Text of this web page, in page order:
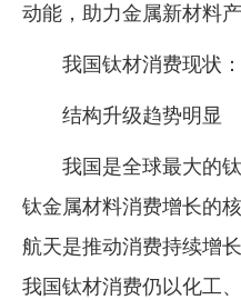
动能，助力金属新材料
我国钛材消费现状：
结构升级趋势明显
我国是全球最大的
钛金属材料消费增长的
航天是推动消费持续增
我国钛材消费仍以化工